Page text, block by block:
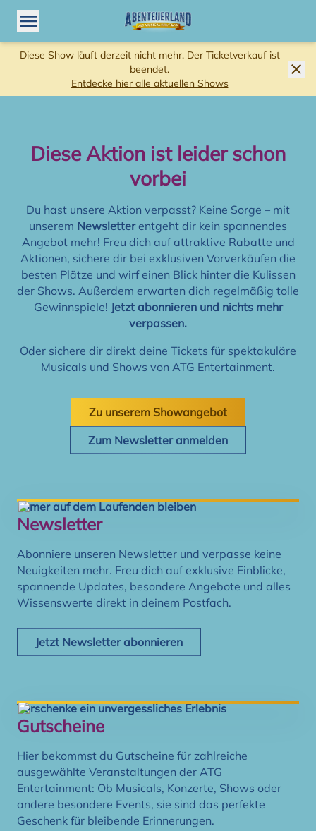
Menü öffnen
Diese Show läuft derzeit nicht mehr. Der Ticketverkauf ist
beendet.
Entdecke hier alle aktuellen Shows
Diese Aktion ist leider schon
vorbei
Du hast unsere Aktion verpasst? Keine Sorge – mit
unserem Newsletterentgeht dir kein spannendes
Angebot mehr! Freu dich auf attraktive Rabatte und
Aktionen, sichere dir bei exklusiven Vorverkäufen die
besten Plätze und wirf einen Blick hinter die Kulissen
der Shows. Außerdem erwarten dich regelmäßig tolle
Gewinnspiele! Jetzt abonnieren und nichts mehr
verpassen.
Oder sichere dir direkt deine Tickets für spektakuläre
Musicals und Shows von ATG Entertainment.
Zu unserem Showangebot
Zum Newsletter anmelden
Newsletter
Immer auf dem Laufenden bleiben
Abonniere unseren Newsletter und verpasse keine
Neuigkeiten mehr. Freu dich auf exklusive Einblicke,
spannende Updates, besondere Angebote und alles
Wissenswerte direkt in deinem Postfach.
Jetzt Newsletter abonnieren
Gutscheine
Verschenke ein unvergessliches Erlebnis
Hier bekommst du Gutscheine für zahlreiche
ausgewählte Veranstaltungen der ATG
Entertainment: Ob Musicals, Konzerte, Shows oder
andere besondere Events, sie sind das perfekte
Geschenk für bleibende Erinnerungen.